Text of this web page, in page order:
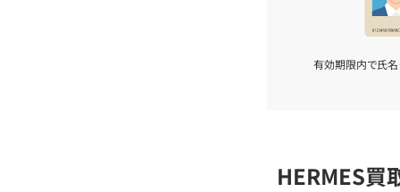
有効期限内で氏名
HERMES買